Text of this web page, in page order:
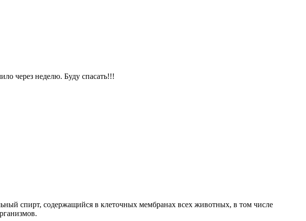
через неделю. Буду спасать!!!
спирт, содержащийся в клеточных мембранах всех животных, в том числе